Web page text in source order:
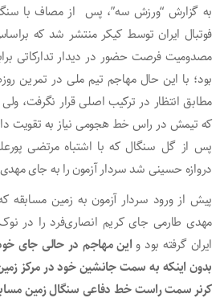
به گزارش “ورزش سه”، پس از مصاف با
فوتبال ایران توسط کیکر منتشر شد که
مصدومیت فرصت حضور در دیدار تدارکاتی
بود؛ با این حال مهاجم تیم ملی در تمرین
مطابق انتظار در ترکیب اصلی قرار نگرفت،
که تیمش در راس خط هجومی نیاز به تقویت
دروازه حسینی شد سردار آزمون را به جای
مهدی طارمی جای کریم انصاری‌فرد را در
ایران گرفته بود و این مهاجم در حالی جای
بدون اینکه به سمت جانشین خود در مرکز
کرنر سمت راست خط دفاعی سنگال زمین